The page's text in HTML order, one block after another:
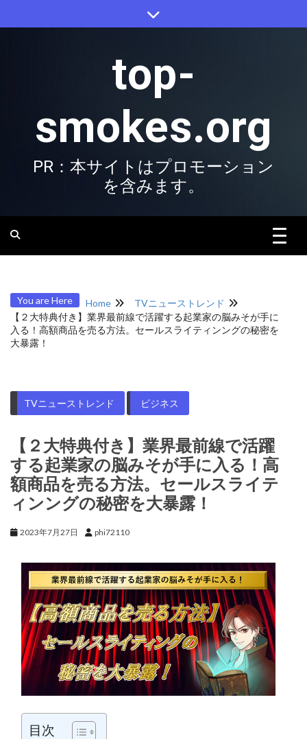
top-
smokes.org
PR：本サイトはプロモーション
を含みます。
You are Here Home
TVニューストレンド
【２大特典付き】業界最前線で活躍する起業家の脳みそが手に
入る！高額商品を売る方法。セールスライティンングの秘密を
大暴露！
TVニューストレンド ビジネス
【２大特典付き】業界最前線で活躍
する起業家の脳みそが手に入る！高
額商品を売る方法。セールスライテ
ィンングの秘密を大暴露！
2023年7月27日 phi72110
目次